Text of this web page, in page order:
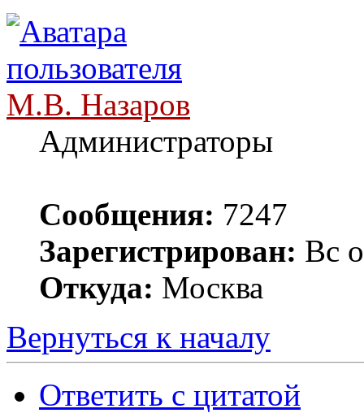
М.В. Назаров
Администраторы
Сообщения: 7247
Зарегистрирован: Вс
Откуда: Москва
Вернуться к началу
Ответить с цитатой